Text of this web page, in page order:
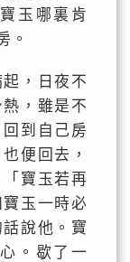
玉哪裏肯
。
，日夜不
，雖是不
到自己房
便回去，
寶玉若再
玉一時必
說他。寶
。歇了一